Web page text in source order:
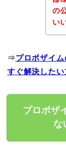
の
い
⇒プロポザイ
すぐ解決したい
プロポザ
な